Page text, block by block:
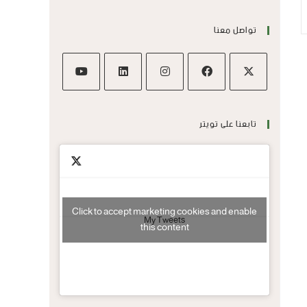
تواصل معنا
تابعنا على تويتر
My Tweets
Click to accept marketing cookies and enable
this content